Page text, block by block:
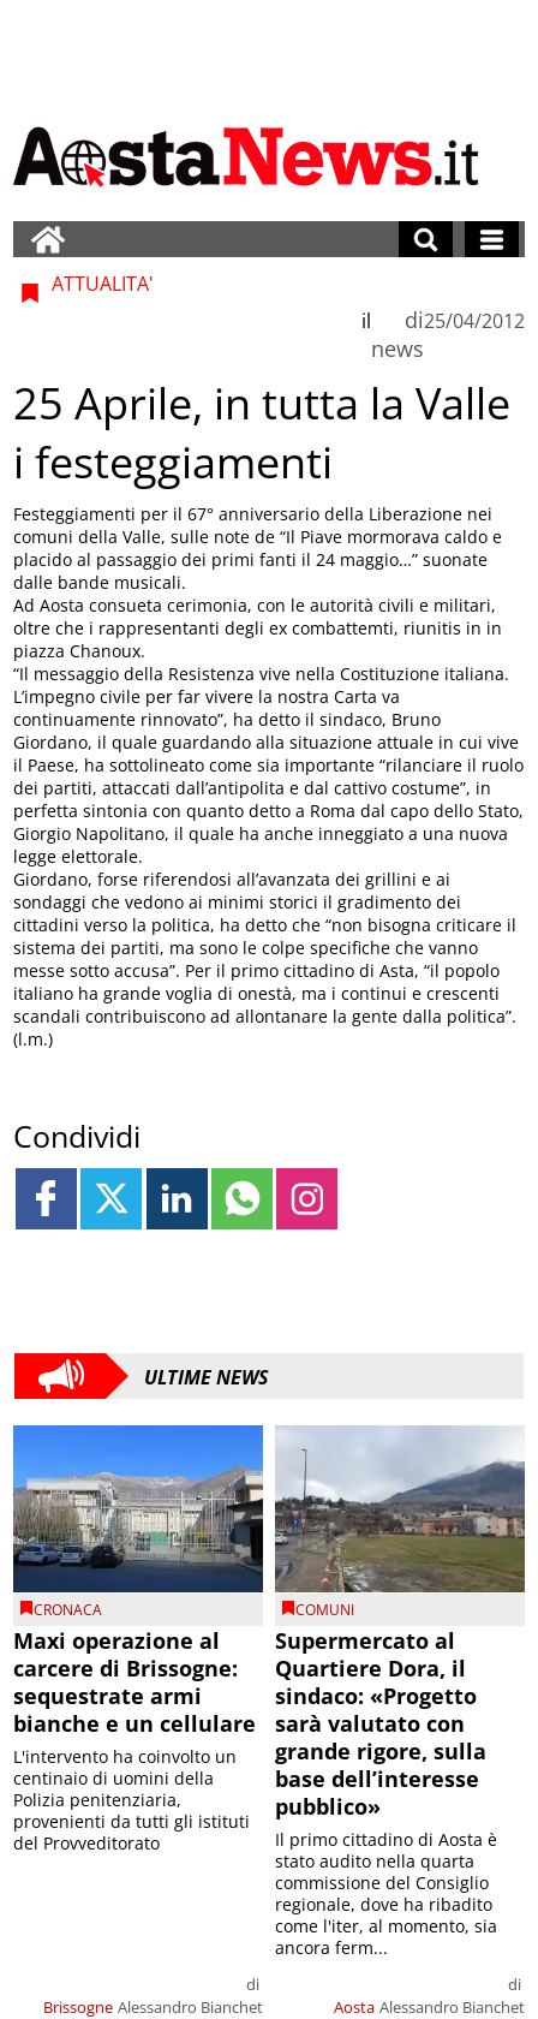
ATTUALITA'
di
news
il 25/04/2012
25 Aprile, in tutta la Valle
i festeggiamenti
Festeggiamenti per il 67° anniversario della Liberazione nei
comuni della Valle, sulle note de “Il Piave mormorava caldo e
placido al passaggio dei primi fanti il 24 maggio…” suonate
dalle bande musicali.
Ad Aosta consueta cerimonia, con le autorità civili e militari,
oltre che i rappresentanti degli ex combattemti, riunitis in in
piazza Chanoux.
“Il messaggio della Resistenza vive nella Costituzione italiana.
L’impegno civile per far vivere la nostra Carta va
continuamente rinnovato”, ha detto il sindaco, Bruno
Giordano, il quale guardando alla situazione attuale in cui vive
il Paese, ha sottolineato come sia importante “rilanciare il ruolo
dei partiti, attaccati dall’antipolita e dal cattivo costume”, in
perfetta sintonia con quanto detto a Roma dal capo dello Stato,
Giorgio Napolitano, il quale ha anche inneggiato a una nuova
legge elettorale.
Giordano, forse riferendosi all’avanzata dei grillini e ai
sondaggi che vedono ai minimi storici il gradimento dei
cittadini verso la politica, ha detto che “non bisogna criticare il
sistema dei partiti, ma sono le colpe specifiche che vanno
messe sotto accusa”. Per il primo cittadino di Asta, “il popolo
italiano ha grande voglia di onestà, ma i continui e crescenti
scandali contribuiscono ad allontanare la gente dalla politica”.
(l.m.)
Condividi
ULTIME NEWS
CRONACA
Maxi operazione al
carcere di Brissogne:
sequestrate armi
bianche e un cellulare
Brissogne
di
Alessandro Bianchet
L'intervento ha coinvolto un
centinaio di uomini della
Polizia penitenziaria,
provenienti da tutti gli istituti
del Provveditorato
COMUNI
Supermercato al
Quartiere Dora, il
sindaco: «Progetto
sarà valutato con
grande rigore, sulla
base dell’interesse
pubblico»
Aosta
di
Alessandro Bianchet
Il primo cittadino di Aosta è
stato audito nella quarta
commissione del Consiglio
regionale, dove ha ribadito
come l'iter, al momento, sia
ancora ferm...